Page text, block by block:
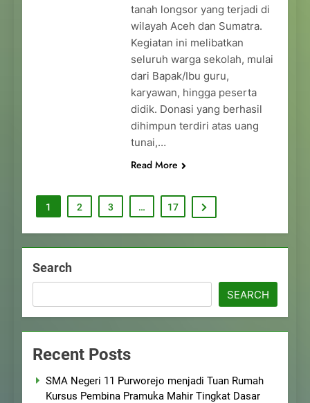
tanah longsor yang terjadi di
wilayah Aceh dan Sumatra.
Kegiatan ini melibatkan
seluruh warga sekolah, mulai
dari Bapak/Ibu guru,
karyawan, hingga peserta
didik. Donasi yang berhasil
dihimpun terdiri atas uang
tunai,…
Read More
1 2 3 … 17
Search
SEARCH
Recent Posts
SMA Negeri 11 Purworejo menjadi Tuan Rumah
Kursus Pembina Pramuka Mahir Tingkat Dasar